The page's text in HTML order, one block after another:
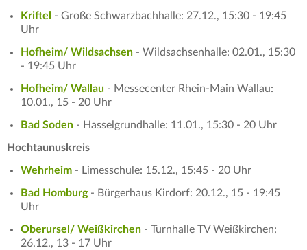
Kriftel
- Große Schwarzbachhalle: 27.12., 15:30 - 19:45
Uhr
Hofheim/ Wildsachsen - Wildsachsenhalle: 02.01., 15:30
- 19:45 Uhr
Hofheim/ Wallau - Messecenter Rhein-Main Wallau:
10.01., 15 - 20 Uhr
Bad Soden - Hasselgrundhalle: 11.01., 15:30 - 20 Uhr
Hochtaunuskreis
Wehrheim - Limesschule: 15.12., 15:45 - 20 Uhr
Bad Homburg- Bürgerhaus Kirdorf: 20.12., 15 - 19:45
Uhr
Oberursel/ Weißkirchen - Turnhalle TV Weißkirchen:
26.12., 13 - 17 Uhr